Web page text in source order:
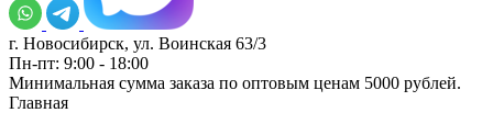
г. Новосибирск, ул. Воинская 63/3
Пн-пт: 9:00 - 18:00
Минимальная сумма заказа по оптовым ценам 5000 рублей.
Главная